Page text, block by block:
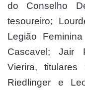
do Conselho
tesoureiro;
Legião
Cascavel; Jair
Vierira,
Riedlinger e